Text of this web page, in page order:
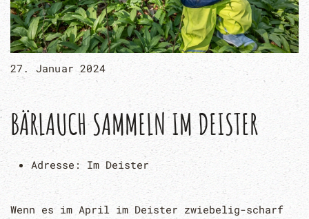
27. Januar 2024
BÄRLAUCH SAMMELN IM DEISTER
Adresse: Im Deister
Wenn es im April im Deister zwiebelig-scharf